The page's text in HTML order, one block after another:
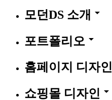
모던DS 소개 arrow_drop_down
포트폴리오 arrow_drop_down
홈페이지 디자인
쇼핑몰 디자인 arrow_drop_down